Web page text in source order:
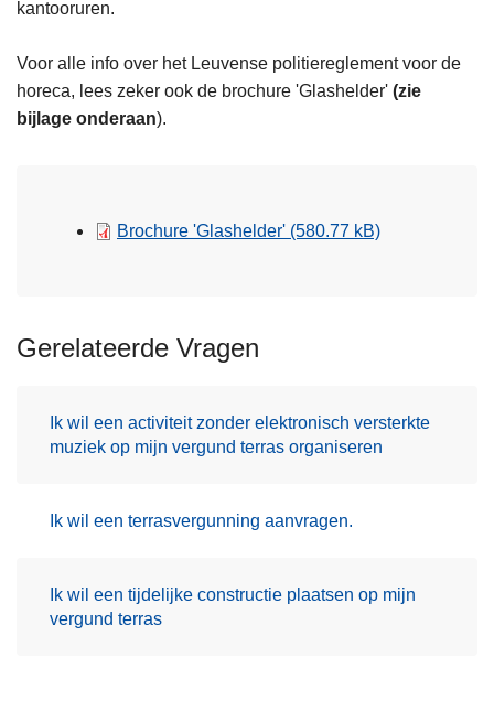
kantooruren.
Voor alle info over het Leuvense politiereglement voor de
horeca, lees zeker ook de brochure 'Glashelder' (zie
bijlage onderaan).
Brochure 'Glashelder' (580.77 kB)
Gerelateerde Vragen
Ik wil een activiteit zonder elektronisch versterkte
muziek op mijn vergund terras organiseren
Ik wil een terrasvergunning aanvragen.
Ik wil een tijdelijke constructie plaatsen op mijn
vergund terras